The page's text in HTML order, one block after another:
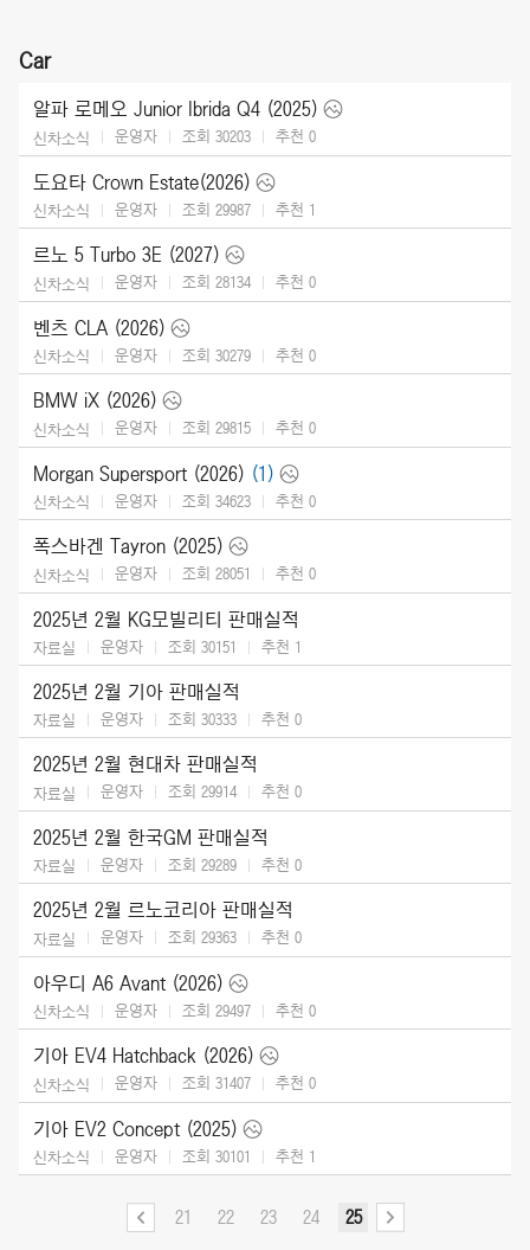
Car
알파 로메오 Junior Ibrida Q4 (2025)
신차소식 운영자 조회 30203 추천 0
도요타 Crown Estate(2026)
신차소식 운영자 조회 29987 추천 1
르노 5 Turbo 3E (2027)
신차소식 운영자 조회 28134 추천 0
벤츠 CLA (2026)
신차소식 운영자 조회 30279 추천 0
BMW iX (2026)
신차소식 운영자 조회 29815 추천 0
Morgan Supersport (2026) (1)
신차소식 운영자 조회 34623 추천 0
폭스바겐 Tayron (2025)
신차소식 운영자 조회 28051 추천 0
2025년 2월 KG모빌리티 판매실적
자료실 운영자 조회 30151 추천 1
2025년 2월 기아 판매실적
자료실 운영자 조회 30333 추천 0
2025년 2월 현대차 판매실적
자료실 운영자 조회 29914 추천 0
2025년 2월 한국GM 판매실적
자료실 운영자 조회 29289 추천 0
2025년 2월 르노코리아 판매실적
자료실 운영자 조회 29363 추천 0
아우디 A6 Avant (2026)
신차소식 운영자 조회 29497 추천 0
기아 EV4 Hatchback (2026)
신차소식 운영자 조회 31407 추천 0
기아 EV2 Concept (2025)
신차소식 운영자 조회 30101 추천 1
21 22 23 24 25